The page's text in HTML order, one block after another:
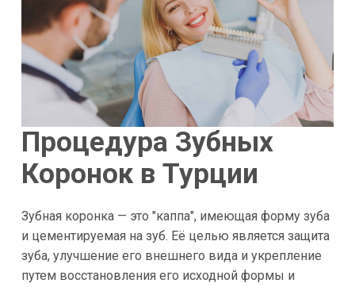
Процедура Зубных
Коронок в Турции
Зубная коронка — это "каппа", имеющая форму зуба
и цементируемая на зуб. Её целью является защита
зуба, улучшение его внешнего вида и укрепление
путем восстановления его исходной формы и